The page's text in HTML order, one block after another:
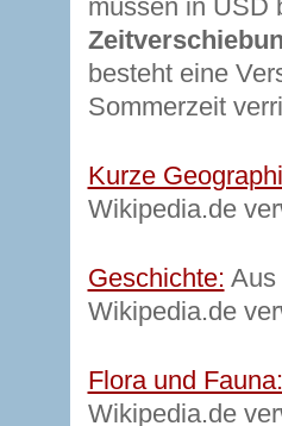
müssen in USD
besteht eine
Sommerzeit
Kurze
Wikipedia.de
Geschichte: Aus
Wikipedia.de
Flora und Fauna:
Wikipedia.de